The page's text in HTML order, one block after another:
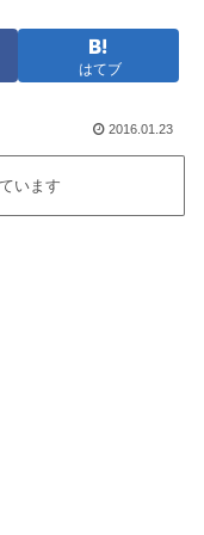
はてブ
2016.01.23
います